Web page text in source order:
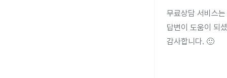
무료상담 서비스
답변이 도움이 되
감사합니다. 🙂